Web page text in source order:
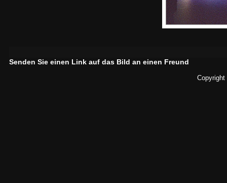
Senden Sie einen Link auf das Bild an einen Freund